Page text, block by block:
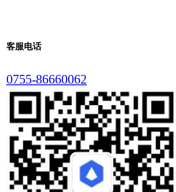
客服电话
0755-86660062